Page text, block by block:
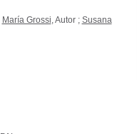
María Grossi, Autor ; Susana